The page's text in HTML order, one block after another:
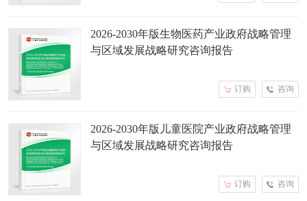
2026-2030年版生物医药产业政府战略管理
与区域发展战略研究咨询报告
咨询
订购
2026-2030年版儿童医院产业政府战略管理
与区域发展战略研究咨询报告
咨询
订购